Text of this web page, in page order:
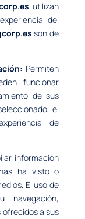
utilizan
del
son de
Permiten
funcionar
de sus
el
de
información
ha visto o
El uso de
navegación,
a sus